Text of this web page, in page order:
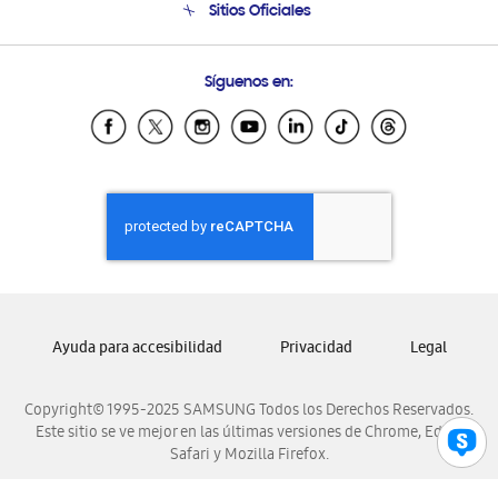
Condiciones de Compra
Soporte vía eMail
Sitios Oficiales
Samsung Ecuador
Samsung El Salvador
Samsung Honduras
Samsung Nicaragua
Samsung Panamá
Samsung Venezuela
Síguenos en:
Copyright© 1995-2025 SAMSUNG Todos los Derechos Reservados.
Este sitio se ve mejor en las últimas versiones de Chrome, Edge,
Safari y Mozilla Firefox.
Ayuda para accesibilidad Privacidad Legal